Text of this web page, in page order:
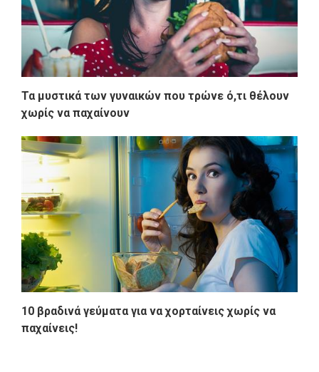
Τα μυστικά των γυναικών που τρώνε ό,τι θέλουν
χωρίς να παχαίνουν
10 βραδινά γεύματα για να χορταίνεις χωρίς να
παχαίνεις!